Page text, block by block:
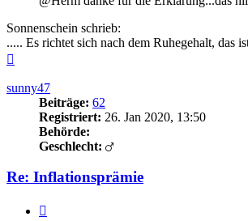
Sonnenschein schrieb:
..... Es richtet sich nach dem Ruhegehalt, das
sunny47
Beiträge: 62
Registriert: 26. Jan 2020, 13:50
Behörde:
Geschlecht:
Re: Inflationsprämie